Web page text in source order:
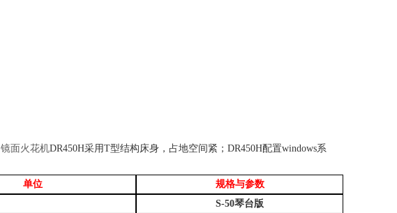
镜面火花机DR450H采用T型结构床身，占地空间紧； DR450H配置windows系
单位
规格与参数
S-50琴台版